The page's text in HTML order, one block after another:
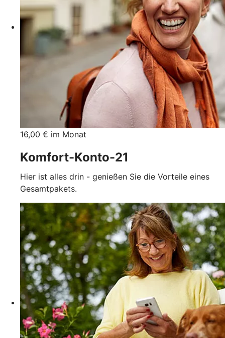
16,00 € im Monat
Komfort-Konto-21
Hier ist alles drin - genießen Sie die Vorteile eines
Gesamtpakets.